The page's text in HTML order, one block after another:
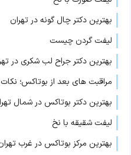
بهترین دکتر چال گونه در تهران
لیفت گردن چیست
بهترین دکتر جراح لب شکری در
مراقبت‌ های بعد از بوتاکس؛
بهترین دکتر بوتاکس در شمال
لیفت شقیقه با نخ
بهترین مرکز بوتاکس در غرب